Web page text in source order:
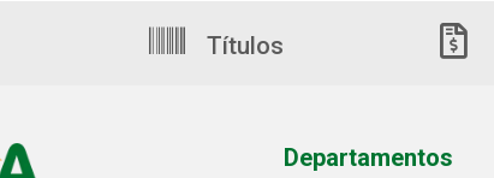
Títulos
Departamentos